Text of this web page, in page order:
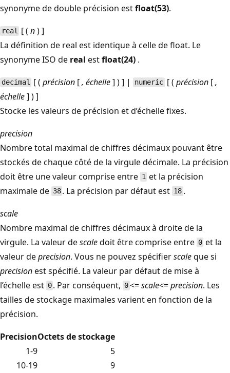
synonyme de double précision estfloat(53).
real [ (n) ]
La définition de real est identique à celle de float. Le
synonyme ISO de real estfloat(24) .
decimal [ (précision [, échelle] ) ] | numeric [ ( précision[,
échelle] ) ]
Stocke les valeurs de précision et d’échelle fixes.
precision
Nombre total maximal de chiffres décimaux pouvant être
stockés de chaque côté de la virgule décimale. La précision
doit être une valeur comprise entre 1 et la précision
maximale de 38 . La précision par défaut est 18.
scale
Nombre maximal de chiffres décimaux à droite de la
virgule. La valeur descaledoit être comprise entre 0 et la
valeur deprecision. Vous ne pouvez spécifierscaleque si
precisionest spécifié. La valeur par défaut de mise à
l’échelle est 0 . Par conséquent, 0<=scale<=precision. Les
tailles de stockage maximales varient en fonction de la
précision.
PrecisionOctets de stockage
1-9
5
10-19
9